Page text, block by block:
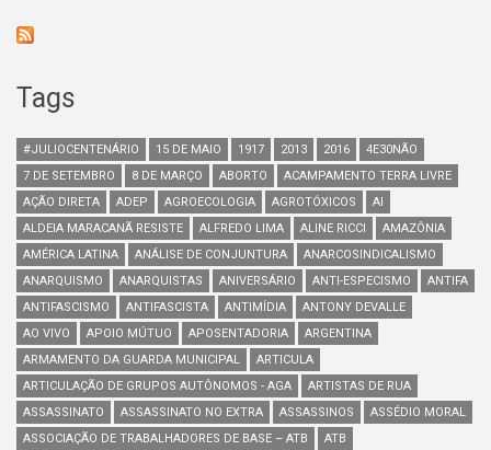
Tags
#JULIOCENTENÁRIO 15 DE MAIO 1917 2013 2016
4E30NÃO
7 DE SETEMBRO
8 DE MARÇO ABORTO
ACAMPAMENTO TERRA LIVRE
AÇÃO DIRETA
ADEP AGROECOLOGIA AGROTÓXICOS
AI
ALDEIA MARACANÃ RESISTE
ALFREDO LIMA ALINE RICCI
AMAZÔNIA
AMÉRICA LATINA
ANÁLISE DE CONJUNTURA
ANARCOSINDICALISMO
ANARQUISMO
ANARQUISTAS ANIVERSÁRIO ANTI-ESPECISMO
ANTIFA
ANTIFASCISMO
ANTIFASCISTA ANTIMÍDIA
ANTONY DEVALLE
AO VIVO
APOIO MÚTUO APOSENTADORIA
ARGENTINA
ARMAMENTO DA GUARDA MUNICIPAL
ARTICULA
ARTICULAÇÃO DE GRUPOS AUTÔNOMOS - AGA
ARTISTAS DE RUA
ASSASSINATO
ASSASSINATO NO EXTRA ASSASSINOS
ASSÉDIO MORAL
ASSOCIAÇÃO DE TRABALHADORES DE BASE – ATB
ATB